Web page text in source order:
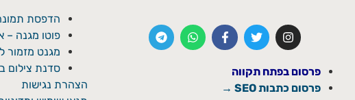
פרסום בפתח תקווה
פרסום כתבות SEO →
הדפסת
פוטו מגנה –
מגנט מזמור
סדנת צילום
הצהרת נגישות